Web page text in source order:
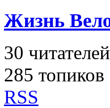
Жизнь
30 читателей
285 топиков
RSS